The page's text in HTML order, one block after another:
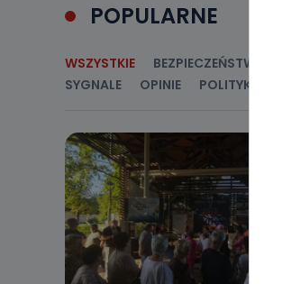
POPULARNE
WSZYSTKIE BEZPIECZEŃSTWO
SYGNALE
OPINIE POLITYKA